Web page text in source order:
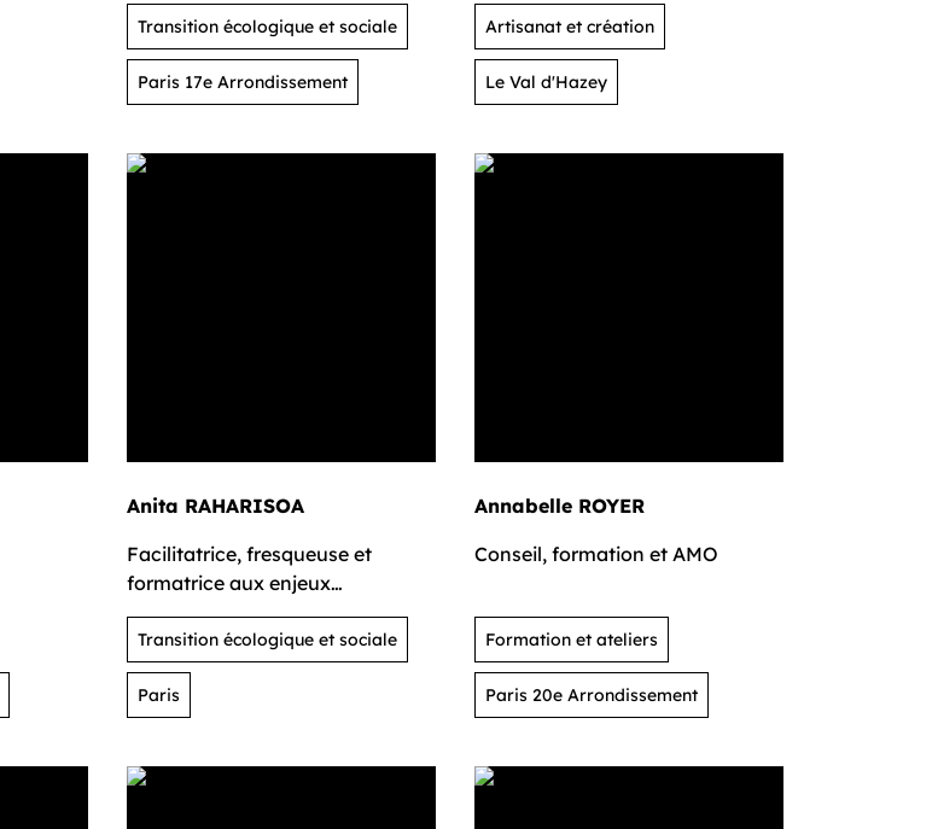
Transition écologique et sociale
Paris 17e Arrondissement
Artisanat et création
Le Val d'Hazey
Anita RAHARISOA
Facilitatrice, fresqueuse et
formatrice aux enjeux
écologiques
Transition écologique et sociale
Paris
Annabelle ROYER
Conseil, formation et AMO
Formation et ateliers
Paris 20e Arrondissement